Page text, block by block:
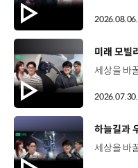
2026.08.06.
[동영상]
2026.07.30.
[동영상]